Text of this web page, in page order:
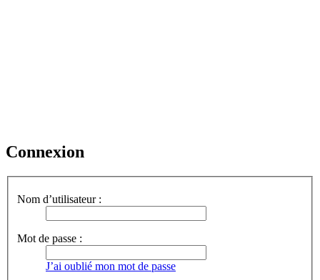
Connexion
Nom d’utilisateur :
Mot de passe :
J’ai oublié mon mot de passe